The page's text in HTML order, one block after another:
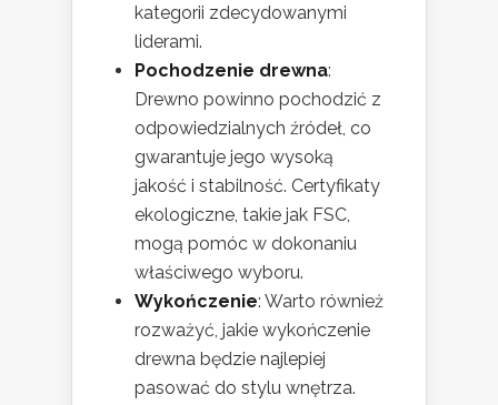
kategorii zdecydowanymi
liderami.
Pochodzenie drewna:
Drewno powinno pochodzić z
odpowiedzialnych źródeł, co
gwarantuje jego wysoką
jakość i stabilność. Certyfikaty
ekologiczne, takie jak FSC,
mogą pomóc w dokonaniu
właściwego wyboru.
Wykończenie: Warto również
rozważyć, jakie wykończenie
drewna będzie najlepiej
pasować do stylu wnętrza.